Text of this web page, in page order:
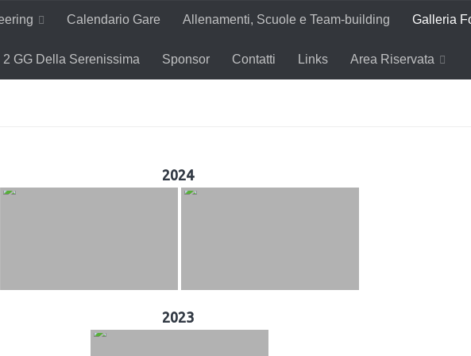
Calendario Gare Allenamenti, Scuole e Team-building Galleria
2 GG Della Serenissima Sponsor Contatti Links Area Riservata
2024
2023